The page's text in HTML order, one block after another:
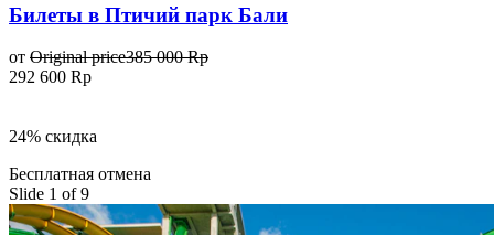
Билеты в Птичий парк Бали
от Original price385 000 Rp
292 600 Rp
24% скидка
Бесплатная отмена
Slide 1 of 9